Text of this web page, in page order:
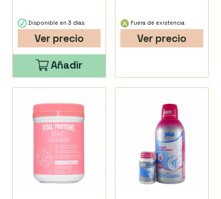
Disponible en 3 días
Ver precio
Añadir
Fuera de existencia
Ver precio